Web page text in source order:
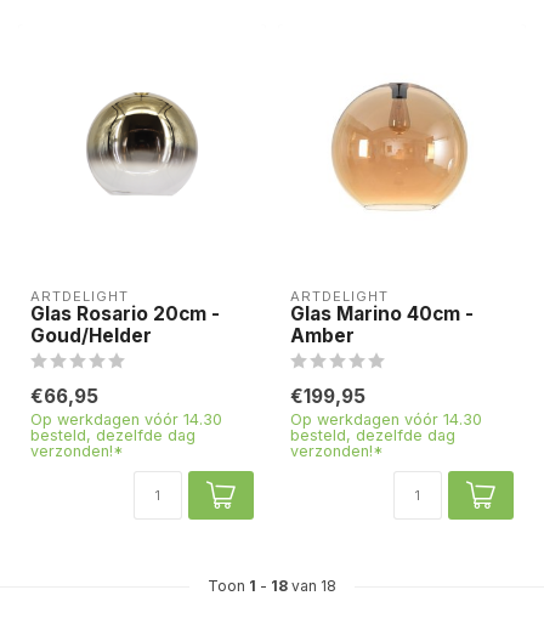
ARTDELIGHT
Glas Rosario 20cm -
Goud/Helder
€66,95
Op werkdagen vóór 14.30
besteld, dezelfde dag
verzonden!*
ARTDELIGHT
Glas Marino 40cm -
Amber
€199,95
Op werkdagen vóór 14.30
besteld, dezelfde dag
verzonden!*
Toon 1 - 18 van 18